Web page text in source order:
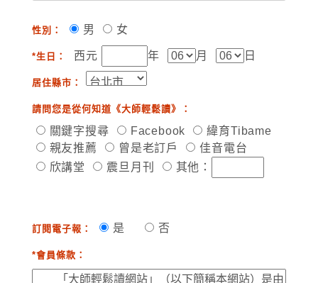
性別： 男 女
*生日： 西元 年 月 日
居住縣市：
請問您是從何知道《大師輕鬆讀》：
關鍵字搜尋 Facebook
緯育Tibame
親友推薦
曾是老訂戶
佳音電台
欣講堂
震旦月刊 其他：
訂閱電子報： 是 否
*會員條款：